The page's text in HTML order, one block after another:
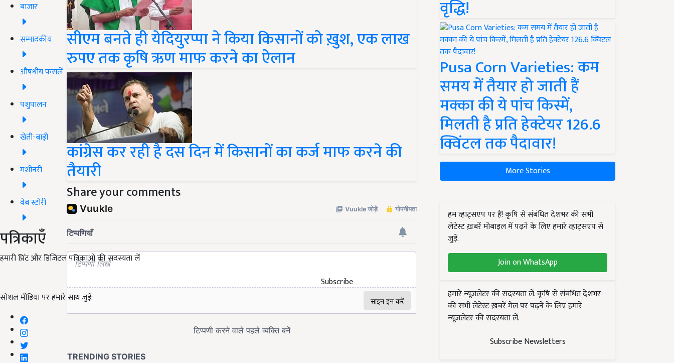
बाजार
सम्पादकीय
औषधीय फसलें
पशुपालन
खेती-बाड़ी
मशीनरी
वेब स्टोरी
पत्रिकाएँ
हमारी प्रिंट और डिजिटल पत्रिकाओं की सदस्यता लें
Subscribe
सोशल मीडिया पर हमारे साथ जुड़ें:
सीएम बनते ही येदियुरप्पा ने किया किसानों को ख़ुश, एक लाख
रुपए तक कृषि ऋण माफ करने का ऐलान
कांग्रेस कर रही है दस दिन में किसानों का कर्ज माफ करने की
तैयारी
Share your comments
वृद्धि!
Pusa Corn Varieties: कम
समय में तैयार हो जाती हैं
मक्का की ये पांच किस्में,
मिलती है प्रति हेक्टेयर 126.6
क्विंटल तक पैदावार!
More Stories
हम व्हाट्सएप पर हैं! कृषि से संबंधित देशभर की सभी
लेटेस्ट ख़बरें मोबाइल में पढ़ने के लिए हमारे व्हाट्सएप से
जुड़ें.
Join on WhatsApp
हमारे न्यूज़लेटर की सदस्यता लें. कृषि से संबंधित देशभर
की सभी लेटेस्ट ख़बरें मेल पर पढ़ने के लिए हमारे
न्यूज़लेटर की सदस्यता लें.
Subscribe Newsletters